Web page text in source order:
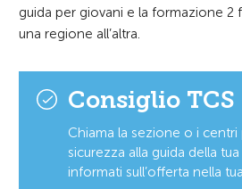
guida per giovani e la formazione 2
una regione all’altra.
Consiglio TCS
Chiama la sezione o i centri
sicurezza alla guida della
informati sull’offerta nella